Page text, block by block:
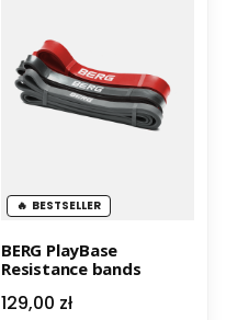
BESTSELLER
BERG PlayBase
Resistance bands
Cena
129,00 zł